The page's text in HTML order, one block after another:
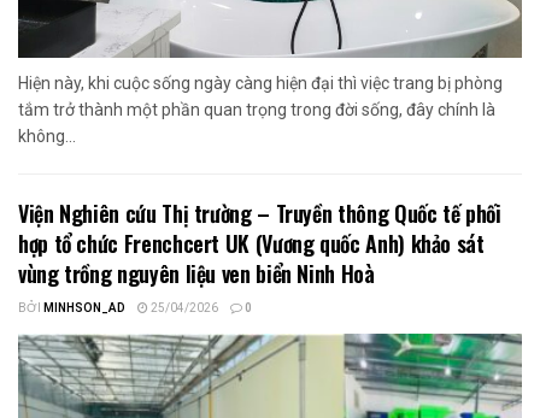
Hiện này, khi cuộc sống ngày càng hiện đại thì việc trang bị phòng
tắm trở thành một phần quan trọng trong đời sống, đây chính là
không...
Viện Nghiên cứu Thị trường – Truyền thông Quốc tế phối
hợp tổ chức Frenchcert UK (Vương quốc Anh) khảo sát
vùng trồng nguyên liệu ven biển Ninh Hoà
BỞI MINHSON_AD 25/04/2026 0